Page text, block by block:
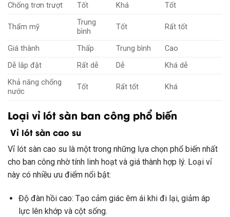
Chống trơn trượt
Tốt Khá Tốt
Thẩm mỹ
Trung
bình
Tốt Rất tốt
Giá thành Thấp Trung bình
Cao
Dễ lắp đặt
Rất dễ Dễ
Khá dễ
Khả năng chống
nước
Tốt Rất tốt Khá
Loại vỉ lót sàn ban công phổ biến
Vỉ lót sàn cao su
Vỉ lót sàn cao su là một trong những lựa chọn phổ biến nhất
cho ban công nhờ tính linh hoạt và giá thành hợp lý. Loại vỉ
này có nhiều ưu điểm nổi bật:
Độ đàn hồi cao: Tạo cảm giác êm ái khi đi lại, giảm áp
lực lên khớp và cột sống.